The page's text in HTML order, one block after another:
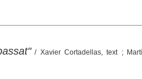
/ Xavier Cortadellas, text ;